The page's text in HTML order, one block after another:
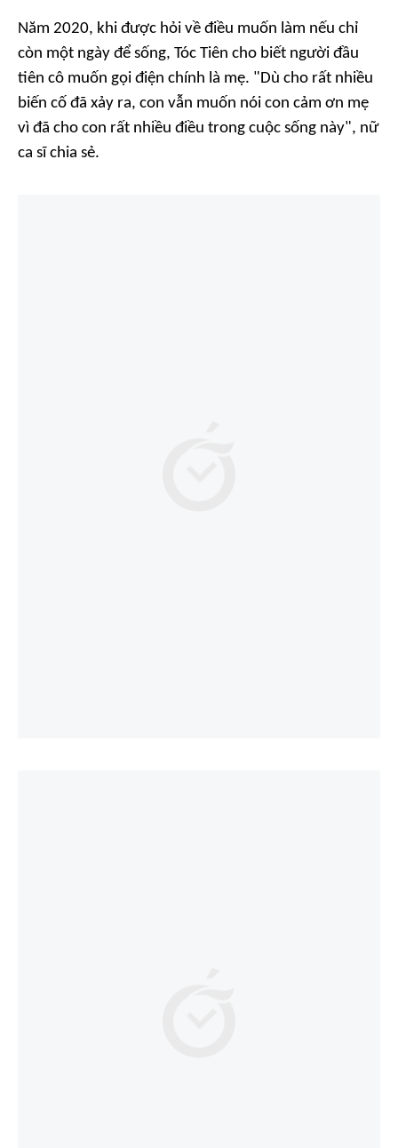
Năm 2020, khi được hỏi về điều muốn làm nếu chỉ
còn một ngày để sống, Tóc Tiên cho biết người đầu
tiên cô muốn gọi điện chính là mẹ. "Dù cho rất nhiều
biến cố đã xảy ra, con vẫn muốn nói con cảm ơn mẹ
vì đã cho con rất nhiều điều trong cuộc sống này", nữ
ca sĩ chia sẻ.